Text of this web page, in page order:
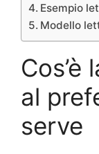
Esempio
Modello
al
serve